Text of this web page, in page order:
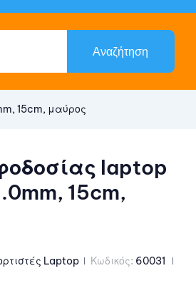
Αναζήτηση
15cm, μαύρος
laptop
15cm,
Laptop Κωδικός: 60031